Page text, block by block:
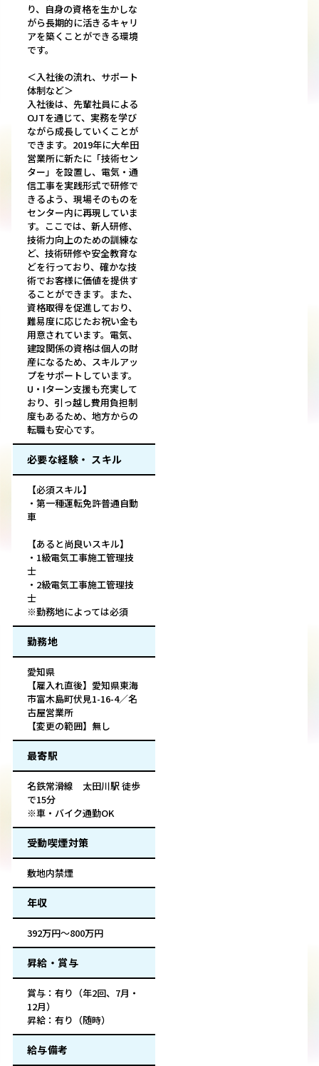
り、自身の資格を生かしな
がら長期的に活きるキャリ
アを築くことができる環境
です。
＜入社後の流れ、サポート
体制など＞
入社後は、先輩社員による
OJTを通じて、実務を学び
ながら成長していくことが
できます。2019年に大牟田
営業所に新たに「技術セン
ター」を設置し、電気・通
信工事を実践形式で研修で
きるよう、現場そのものを
センター内に再現していま
す。ここでは、新人研修、
技術力向上のための訓練な
ど、技術研修や安全教育な
どを行っており、確かな技
術でお客様に価値を提供す
ることができます。また、
資格取得を促進しており、
難易度に応じたお祝い金も
用意されています。電気、
建設関係の資格は個人の財
産になるため、スキルアッ
プをサポートしています。
U・Iターン支援も充実して
おり、引っ越し費用負担制
度もあるため、地方からの
転職も安心です。
必要な経験・ スキル
【必須スキル】
・第一種運転免許普通自動
車
【あると尚良いスキル】
・1級電気工事施工管理技
士
・2級電気工事施工管理技
士
※勤務地によっては必須
勤務地
愛知県
【雇入れ直後】愛知県東海
市富木島町伏見1-16-4／名
古屋営業所
【変更の範囲】無し
最寄駅
名鉄常滑線 太田川駅 徒歩
で15分
※車・バイク通勤OK
受動喫煙対策
敷地内禁煙
年収
392万円～800万円
昇給・賞与
賞与：有り（年2回、7月・
12月）
昇給：有り（随時）
給与備考